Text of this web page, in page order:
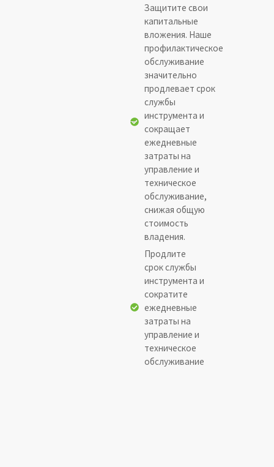
Защитите свои
капитальные
вложения. Наше
профилактическое
обслуживание
значительно
продлевает срок
службы
инструмента и
сокращает
ежедневные
затраты на
управление и
техническое
обслуживание,
снижая общую
стоимость
владения.
Продлите
срок службы
инструмента и
сократите
ежедневные
затраты на
управление и
техническое
обслуживание